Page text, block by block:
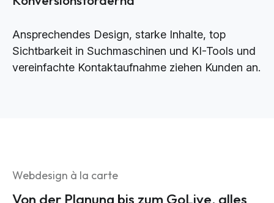
Ansprechendes Design, starke Inhalte, top
Sichtbarkeit in Suchmaschinen und KI-Tools und
vereinfachte Kontaktaufnahme ziehen Kunden an.
Webdesign à la carte
Von der Planung bis zum GoLive, alles